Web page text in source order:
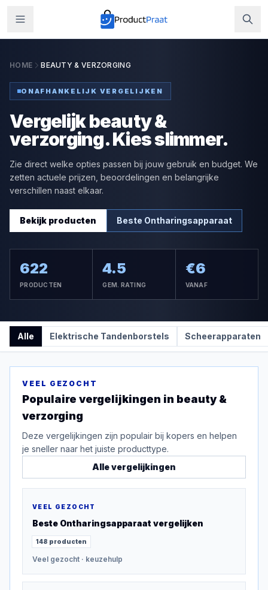
HOME BEAUTY & VERZORGING
ONAFHANKELIJK VERGELIJKEN
Vergelijk beauty &
verzorging. Kies slimmer.
Zie direct welke opties passen bij jouw gebruik en budget. We
zetten actuele prijzen, beoordelingen en belangrijke
verschillen naast elkaar.
Bekijk producten Beste Ontharingsapparaat
622
PRODUCTEN
4.5
GEM. RATING
€6
VANAF
Alle Elektrische Tandenborstels Scheerapparaten
VEEL GEZOCHT
Populaire vergelijkingen in beauty &
verzorging
Deze vergelijkingen zijn populair bij kopers en helpen
je sneller naar het juiste producttype.
Alle vergelijkingen
VEEL GEZOCHT
Beste Ontharingsapparaat vergelijken
148 producten
Veel gezocht · keuzehulp